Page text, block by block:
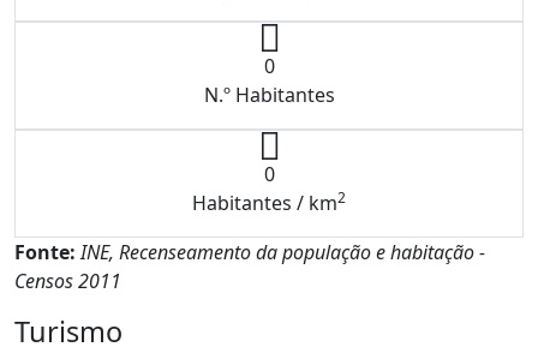
0
N.º Habitantes
0
Habitantes / km2
Fonte:INE, Recenseamento da população e habitação -
Censos 2011
Turismo